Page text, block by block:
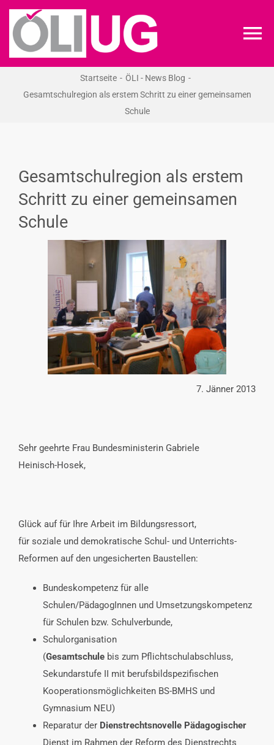
Zum
Inhalt
springen
RECHT
VERANSTALTUNGEN
INTERESSENSVERTRETUNG
KONTAKT
Startseite
ÖLI - News Blog
Gesamtschulregion als erstem Schritt zu einer gemeinsamen
Schule
Gesamtschulregion als erstem
Schritt zu einer gemeinsamen
Schule
7. Jänner 2013
Sehr geehrte Frau Bundesministerin Gabriele
Heinisch-Hosek,
Glück auf für Ihre Arbeit im Bildungsressort,
für soziale und demokratische Schul- und Unterrichts-
Reformen auf den ungesicherten Baustellen:
Bundeskompetenz für alle
Schulen/PädagogInnen und Umsetzungskompetenz
für Schulen bzw. Schulverbunde,
Schulorganisation
(Gesamtschule bis zum Pflichtschulabschluss,
Sekundarstufe II mit berufsbildspezifischen
Kooperationsmöglichkeiten BS-BMHS und
Gymnasium NEU)
Reparatur der Dienstrechtsnovelle Pädagogischer
Dienst im Rahmen der Reform des Dienstrechts